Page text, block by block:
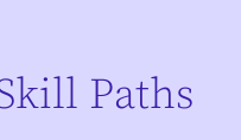
Paths